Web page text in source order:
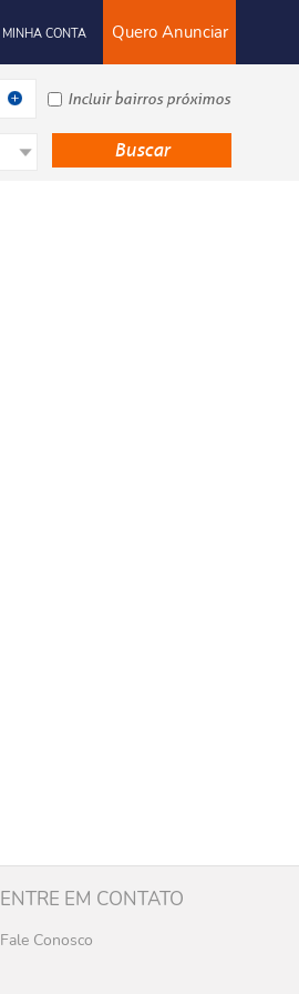
Quero Anunciar
MINHA CONTA
Incluir bairros próximos
ENTRE EM CONTATO
Fale Conosco